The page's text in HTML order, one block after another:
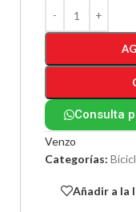
Consulta
Venzo
Categorías:
Añadir a la